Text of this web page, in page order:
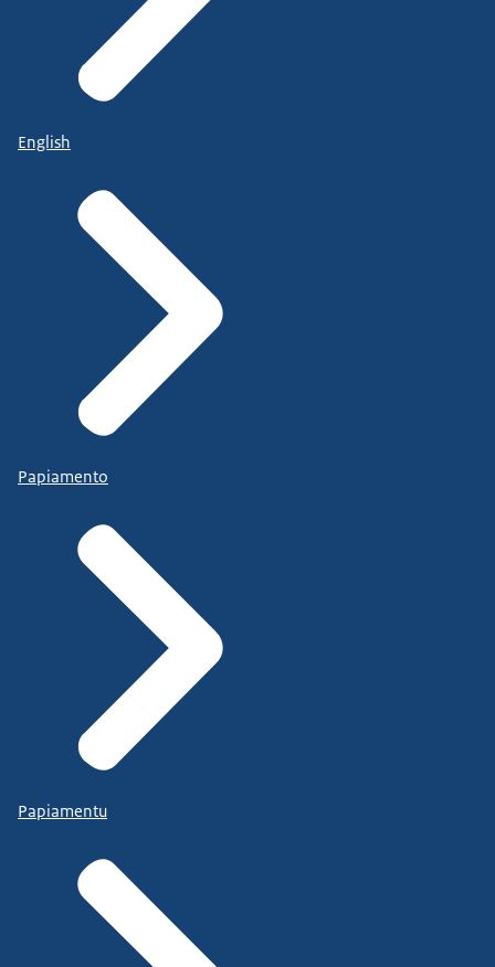
English
Papiamento
Papiamentu